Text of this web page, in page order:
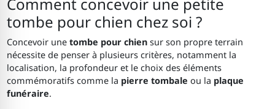
Comment concevoir une petite
tombe pour chien chez soi ?
Concevoir unetombe pour chien sur son propre terrain
nécessite de penser à plusieurs critères, notamment la
localisation, la profondeur et le choix des éléments
commémoratifs comme la pierre tombale ou la plaque
funéraire.